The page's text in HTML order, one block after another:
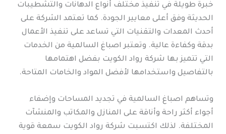
خبرة طويلة في تنفيذ مختلف أنواع الدهانات والتشطيبات
الحديثة وفق أعلى معايير الجودة. كما تعتمد الشركة على
أحدث المعدات والتقنيات التي تساعد على تنفيذ الأعمال
بدقة وكفاءة عالية. وتعتبر اصباغ السالمية من الخدمات
التي تتميز بها شركة رواد الكويت بفضل اهتمامها
بالتفاصيل واستخدامها لأفضل المواد والخامات المتاحة.
وتساهم اصباغ السالمية في تجديد المساحات وإضفاء
أجواء أكثر راحة وأناقة على المنازل والمكاتب والمنشآت
المختلفة. لذلك اكتسبت شركة رواد الكويت سمعة قوية